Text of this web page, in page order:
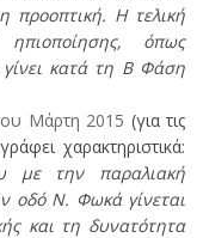
προοπτική. Η τελική
όπως
κατά τη Β Φάση
Μάρτη 2015 (για τις
χαρακτηριστικά:
με την παραλιακή
οδό Ν. Φωκά γίνεται
και τη δυνατότητα